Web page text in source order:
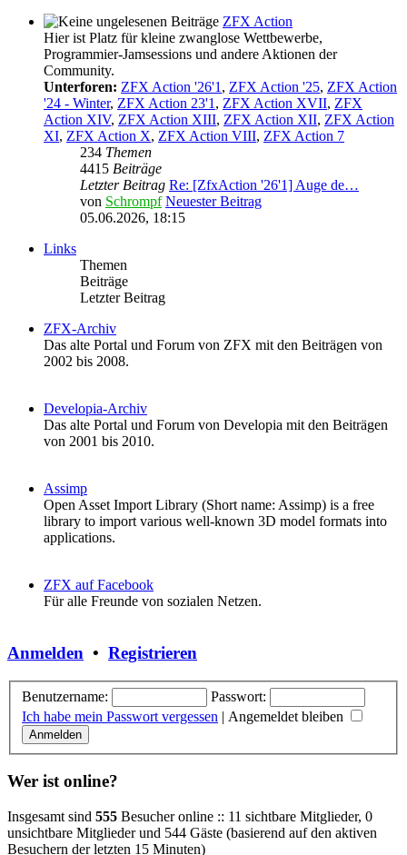
ZFX Action
Hier ist Platz für kleine zwanglose Wettbewerbe,
Programmier-Jamsessions und andere Aktionen der
Community.
Unterforen: ZFX Action '26'1, ZFX Action '25, ZFX Action
'24 - Winter, ZFX Action 23'1, ZFX Action XVII, ZFX
Action XIV, ZFX Action XIII, ZFX Action XII, ZFX Action
XI, ZFX Action X, ZFX Action VIII, ZFX Action 7
234 Themen
4415 Beiträge
Letzter Beitrag Re: [ZfxAction '26'1] Auge de…
von Schrompf Neuester Beitrag
05.06.2026, 18:15
Links
Themen
Beiträge
Letzter Beitrag
ZFX-Archiv
Das alte Portal und Forum von ZFX mit den Beiträgen von
2002 bis 2008.
Developia-Archiv
Das alte Portal und Forum von Developia mit den Beiträgen
von 2001 bis 2010.
Assimp
Open Asset Import Library (Short name: Assimp) is a free
library to import various well-known 3D model formats into
applications.
ZFX auf Facebook
Für alle Freunde von sozialen Netzen.
Anmelden • Registrieren
Benutzername:
Passwort:
Ich habe mein Passwort vergessen | Angemeldet bleiben
Wer ist online?
Insgesamt sind 555 Besucher online :: 11 sichtbare Mitglieder, 0
unsichtbare Mitglieder und 544 Gäste (basierend auf den aktiven
Besuchern der letzten 15 Minuten)